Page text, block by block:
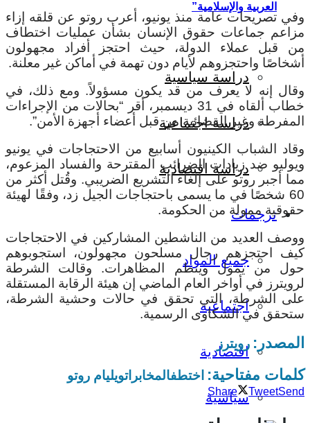
العربية والإسلامية”
دراسة سياسية
دراسة اجتماعية
دراسة اقتصادية
ترجمات
جميع المواد
اجتماعية
اقتصادية
سياسية
وفي تصريحات عامة منذ يونيو، أعرب روتو عن قلقه إزاء
مزاعم جماعات حقوق الإنسان بشأن عمليات اختطاف
من قبل عملاء الدولة، حيث احتجز أفراد مجهولون
أشخاصًا واحتجزوهم لأيام دون تهمة في أماكن غير معلنة.
وقال إنه لا يعرف من قد يكون مسؤولاً. ومع ذلك، في
خطاب ألقاه في 31 ديسمبر، أقر “بحالات من الإجراءات
المفرطة وغير القضائية من قبل أعضاء أجهزة الأمن”.
وقاد الشباب الكينيون أسابيع من الاحتجاجات في يونيو
ويوليو ضد زيادات الضرائب المقترحة والفساد المزعوم،
مما أجبر روتو على إلغاء التشريع الضريبي. وقُتل أكثر من
60 شخصًا في ما يسمى باحتجاجات الجيل زد، وفقًا لهيئة
حقوقية ممولة من الحكومة.
ووصف العديد من الناشطين المشاركين في الاحتجاجات
كيف احتجزهم رجال مسلحون مجهولون، استجوبوهم
حول من يمول وينظم المظاهرات. وقالت الشرطة
لرويترز في أواخر العام الماضي إن هيئة الرقابة المستقلة
على الشرطة، التي تحقق في حالات وحشية الشرطة،
ستحقق في الشكاوى الرسمية.
المصدر: رويترز
كلمات مفتاحية: اختطفالمخابراتويليام روتو
Share TweetSend